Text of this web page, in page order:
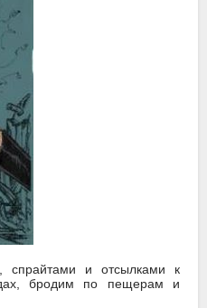
спрайтами и отсылками к
бродим по пещерам и